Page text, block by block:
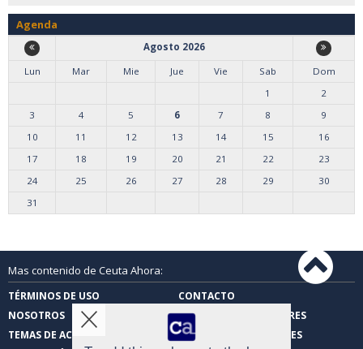
Agenda
Agosto 2026
Lun
Mar Mie Jue Vie Sab
Dom
1
2
3
4 5 6 7 8
9
10
11 12 13 14 15
16
17
18 19 20 21 22
23
24
25 26 27 28 29
30
31
Mas contenido de Ceuta Ahora:
TÉRMINOS DE USO
CONTACTO
NOSOTROS
CARTAS DE LOS LECTORES
TEMAS DE ACTUALIDAD
FOTOS DE LOS LECTORES